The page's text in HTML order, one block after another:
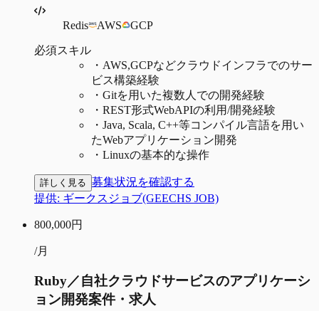
Redis AWS GCP
必須スキル
・ AWS,GCPなどクラウドインフラでのサー
ビス構築経験
・ Gitを用いた複数人での開発経験
・ REST形式WebAPIの利用/開発経験
・ Java, Scala, C++等コンパイル言語を用い
たWebアプリケーション開発
・ Linuxの基本的な操作
詳しく見る 募集状況を確認する
提供: ギークスジョブ(GEECHS JOB)
800,000円
/月
Ruby／自社クラウドサービスのアプリケーシ
ョン開発案件・求人